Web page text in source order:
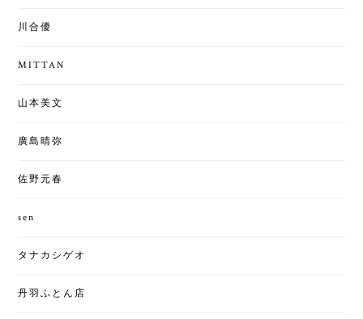
川合優
MITTAN
山本美文
廣島晴弥
佐野元春
sen
タナカシゲオ
丹羽ふとん店